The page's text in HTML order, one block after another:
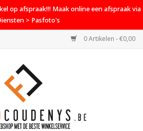
op afspraak!!! Maak online een afspraak via
> Pasfoto's
0 Artikelen - €0,00